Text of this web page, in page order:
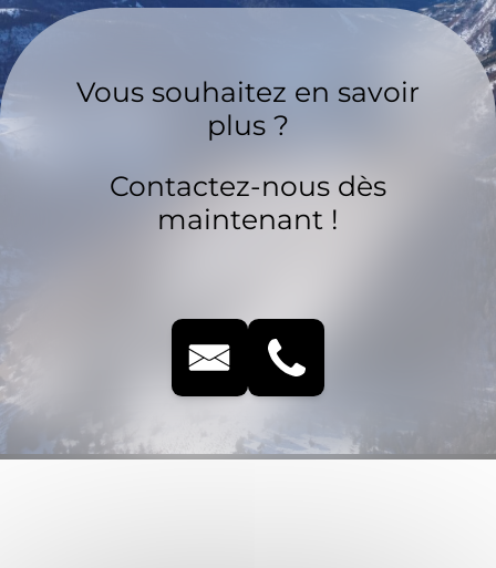
Vous souhaitez en savoir
plus ?
Contactez-nous dès
maintenant !